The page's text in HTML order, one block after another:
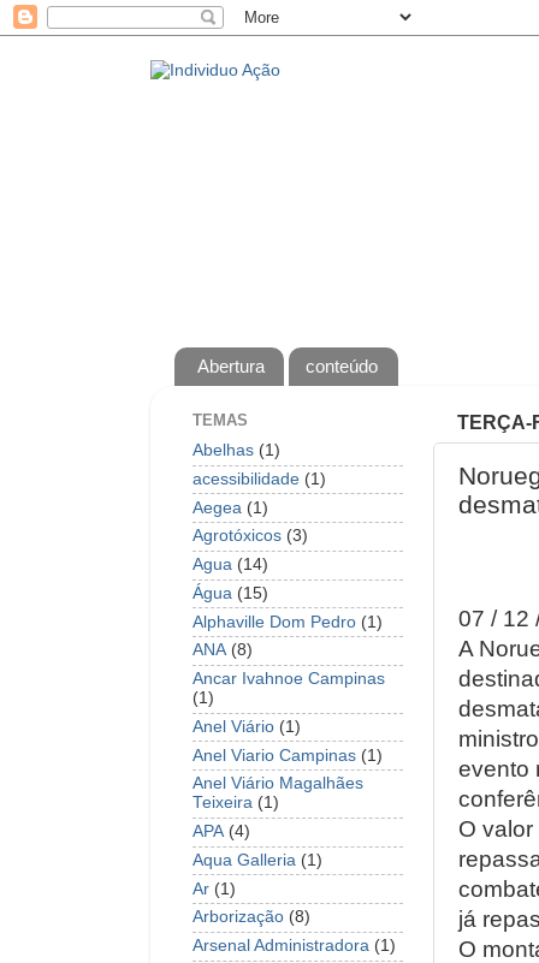
Abertura conteúdo
TERÇA-
07 / 12
A
evento
O
já
O
TEMAS
Abelhas (1)
acessibilidade (1)
Aegea (1)
Agrotóxicos (3)
Agua (14)
Água (15)
Alphaville Dom Pedro (1)
ANA (8)
Ancar Ivahnoe Campinas
(1)
Anel Viário (1)
Anel Viario Campinas (1)
Anel Viário Magalhães
Teixeira (1)
APA (4)
Aqua Galleria (1)
Ar (1)
Arborização (8)
Arsenal Administradora (1)